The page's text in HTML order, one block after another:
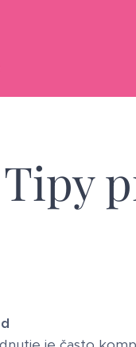
Tipy